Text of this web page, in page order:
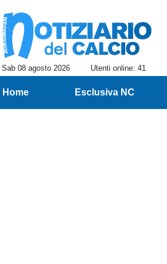
Sab 08 agosto 2026 Utenti online: 41
Home Esclusiva NC